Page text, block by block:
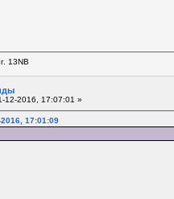
13NB
12-2016, 17:07:01 »
2016, 17:01:09